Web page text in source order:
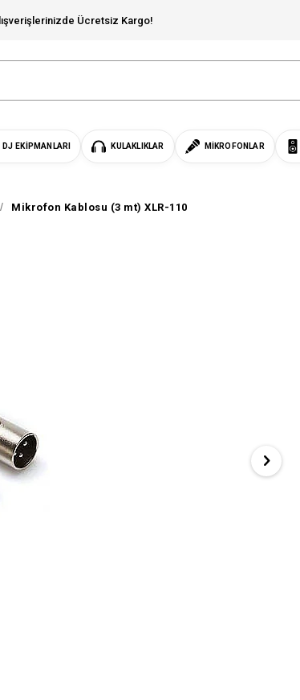
Ücretsiz Kargo!
DJ EKIPMANLARI KULAKLIKLAR MIKROFONLAR
Mikrofon Kablosu (3 mt) XLR-110